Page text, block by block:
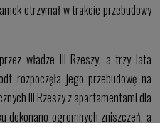
otrzymał w trakcie przebudowy
władze III Rzeszy, a trzy lata
rozpoczęła jego przebudowę na
III Rzeszy z apartamentami dla
dokonano ogromnych zniszczeń, a